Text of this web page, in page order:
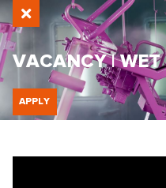
VACANCY | WET
APPLY